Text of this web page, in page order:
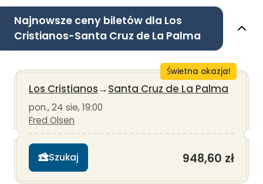
Najnowsze ceny biletów dla Los
Cristianos-Santa Cruz de La Palma
Świetna okazja!
Los Cristianos→Santa Cruz de La Palma
pon., 24 sie, 19:00
Fred Olsen
Szukaj 948,60 zł